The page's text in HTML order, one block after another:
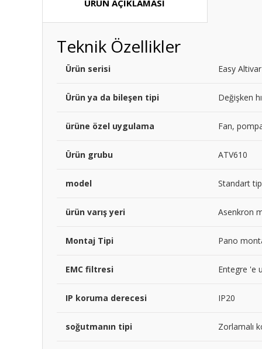
ÜRÜN AÇIKLAMASI
Teknik Özellikler
Ürün serisi Easy
Ürün ya da bileşen tipi Değişken
ürüne özel uygulama Fan,
Ürün grubu ATV610
model Standart tip
ürün varış yeri Asenkron
Montaj Tipi Pano
EMC filtresi Entegre 'e
IP koruma derecesi IP20
soğutmanın tipi Zorlamalı